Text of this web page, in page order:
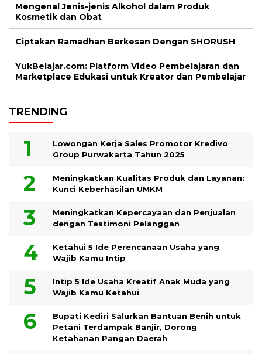
Mengenal Jenis-jenis Alkohol dalam Produk
Kosmetik dan Obat
Ciptakan Ramadhan Berkesan Dengan SHORUSH
YukBelajar.com: Platform Video Pembelajaran dan
Marketplace Edukasi untuk Kreator dan Pembelajar
TRENDING
Lowongan Kerja Sales Promotor Kredivo
Group Purwakarta Tahun 2025
Meningkatkan Kualitas Produk dan Layanan:
Kunci Keberhasilan UMKM
Meningkatkan Kepercayaan dan Penjualan
dengan Testimoni Pelanggan
Ketahui 5 Ide Perencanaan Usaha yang
Wajib Kamu Intip
Intip 5 Ide Usaha Kreatif Anak Muda yang
Wajib Kamu Ketahui
Bupati Kediri Salurkan Bantuan Benih untuk
Petani Terdampak Banjir, Dorong
Ketahanan Pangan Daerah